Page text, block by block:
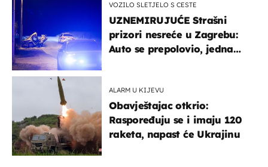
VOZILO SLETJELO S CESTE
UZNEMIRUJUĆE Strašni
prizori nesreće u Zagrebu:
Auto se prepolovio, jedna
ALARM U KIJEVU
Obavještajac otkrio:
Raspoređuju se i imaju 120
raketa, napast će Ukrajinu